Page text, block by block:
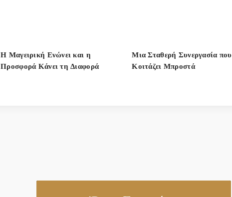
Η Μαγειρική Ενώνει και η
Προσφορά Κάνει τη Διαφορά
Μια Σταθερή Συνεργασία που
Κοιτάζει Μπροστά